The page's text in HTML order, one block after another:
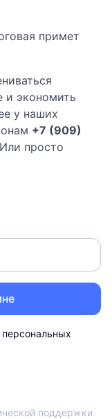
примет
и экономить
у наших
+7 (909)
Или просто
персональных
поддержки